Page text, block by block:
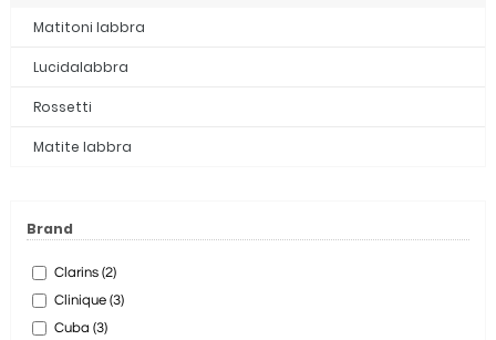
Matitoni labbra
Lucidalabbra
Rossetti
Matite labbra
Brand
Clarins (2)
Clinique (3)
Cuba (3)